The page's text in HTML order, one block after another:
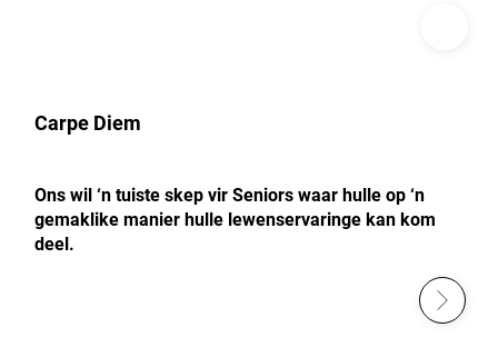
Ons wil ‘n tuiste skep vir Seniors waar hulle op ‘n
gemaklike manier hulle lewenservaringe kan kom
deel.
Carpe Diem